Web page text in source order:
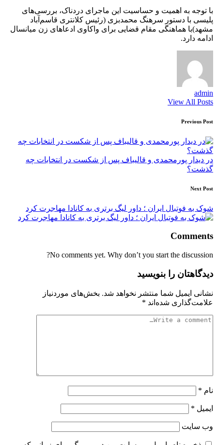
با توجه به اهمیت و حساسیت این ماجرای دردناک، بررسی‌های
پلیسی با دستور سرهنگ محمدبزی (رئیس کلانتری قاسم‌آباد
مشهد)با هماهنگی مقام قضایی برای واکاوی ادعاهای زن میانسال
ادامه دارد.
admin
View All Posts
Post
navigation
Previous Post
در دیدار پورمحمدی و قالیباف پس از شکست در انتخابات چه
گذشت؟
Next Post
شوک به فوتبال ایران ؛ داور لیگ برتری به کانادا مهاجرت کرد
Comments
No comments yet. Why don’t you start the discussion?
دیدگاهتان را بنویسید
نشانی ایمیل شما منتشر نخواهد شد. بخش‌های موردنیاز
علامت‌گذاری شده‌اند *
نام *
ایمیل *
وب‌ سایت